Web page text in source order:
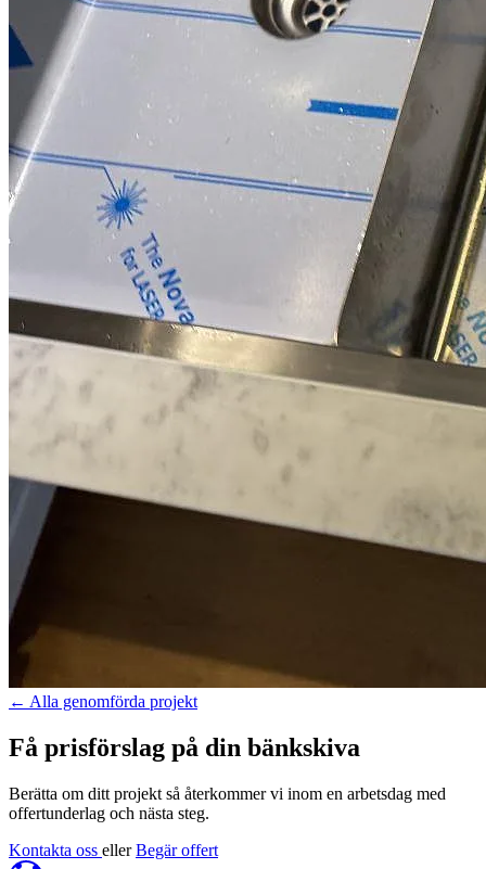
← Alla genomförda projekt
Få prisförslag på din bänkskiva
Berätta om ditt projekt så återkommer vi inom en arbetsdag med
offertunderlag och nästa steg.
Kontakta oss eller Begär offert